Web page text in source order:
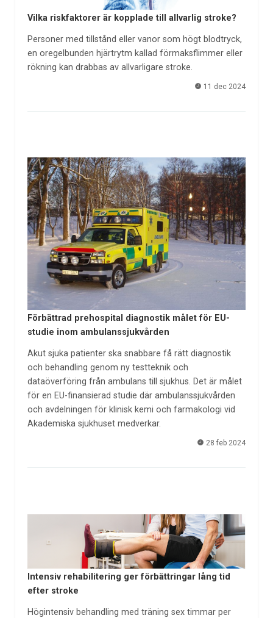
Vilka riskfaktorer är kopplade till allvarlig stroke?
Personer med tillstånd eller vanor som högt blodtryck,
en oregelbunden hjärtrytm kallad förmaksflimmer eller
rökning kan drabbas av allvarligare stroke.
11 dec 2024
Förbättrad prehospital diagnostik målet för EU-
studie inom ambulanssjukvården
Akut sjuka patienter ska snabbare få rätt diagnostik
och behandling genom ny testteknik och
dataöverföring från ambulans till sjukhus. Det är målet
för en EU-finansierad studie där ambulanssjukvården
och avdelningen för klinisk kemi och farmakologi vid
Akademiska sjukhuset medverkar.
28 feb 2024
Intensiv rehabilitering ger förbättringar lång tid
efter stroke
Högintensiv behandling med träning sex timmar per